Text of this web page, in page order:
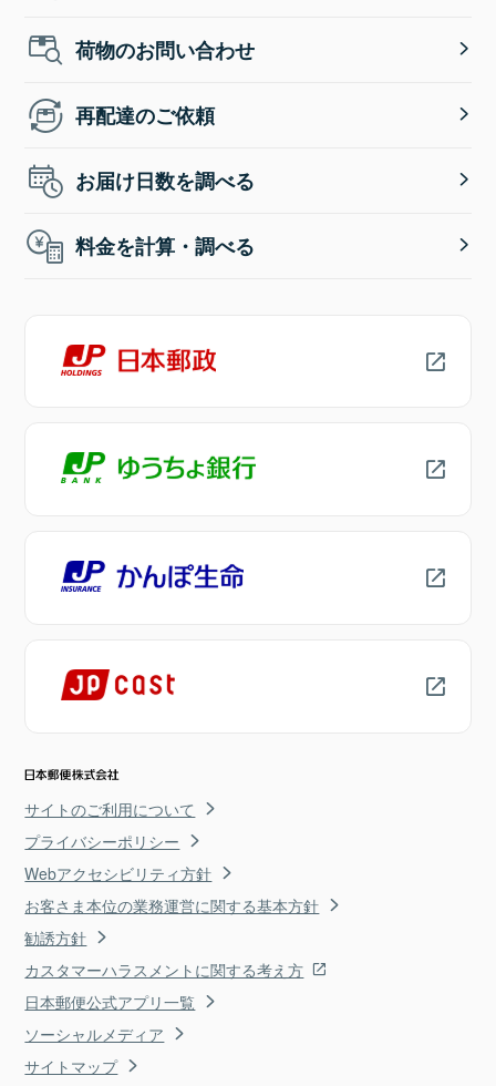
荷物のお問い合わせ
再配達のご依頼
お届け日数を調べる
料金を計算・調べる
サイトのご利用について
プライバシーポリシー
Webアクセシビリティ方針
お客さま本位の業務運営に関する基本方針
勧誘方針
カスタマーハラスメントに関する考え方
日本郵便公式アプリ一覧
ソーシャルメディア
サイトマップ